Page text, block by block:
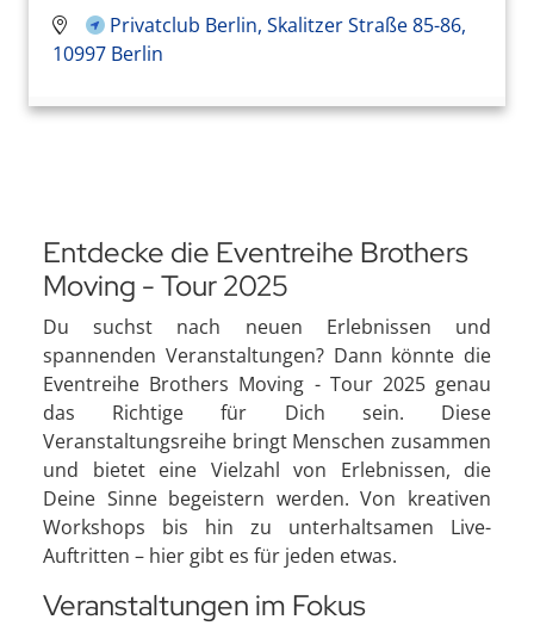
Privatclub Berlin, Skalitzer Straße 85-86,
10997 Berlin
Entdecke die Eventreihe Brothers
Moving - Tour 2025
Du suchst nach neuen Erlebnissen und
spannenden Veranstaltungen? Dann könnte die
Eventreihe Brothers Moving - Tour 2025 genau
das Richtige für Dich sein. Diese
Veranstaltungsreihe bringt Menschen zusammen
und bietet eine Vielzahl von Erlebnissen, die
Deine Sinne begeistern werden. Von kreativen
Workshops bis hin zu unterhaltsamen Live-
Auftritten – hier gibt es für jeden etwas.
Veranstaltungen im Fokus